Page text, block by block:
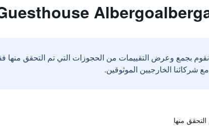
نقوم بجمع وعرض التقييمات من الحجوزات التي تم التحقق